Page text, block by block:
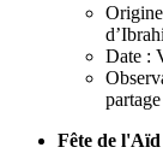
Date :
Fête de